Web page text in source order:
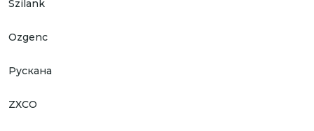
Szilank
Ozgenc
Рускана
ZXCO